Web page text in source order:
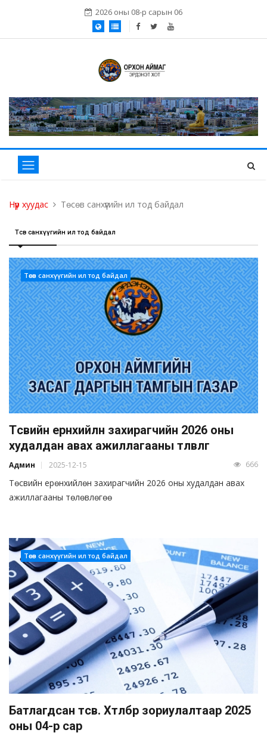
2026 оны 08-р сарын 06
Нүүр хуудас Төсөв санхүүгийн ил тод байдал
Төсөв санхүүгийн ил тод байдал
Төсөв санхүүгийн ил тод байдал
Төсвийн ерөнхийлөн захирагчийн 2026 оны
худалдан авах ажиллагааны төлөвлөгөө
Админ 2025-12-15 666
Төсвийн ерөнхийлөн захирагчийн 2026 оны худалдан авах
ажиллагааны төлөвлөгөө
Төсөв санхүүгийн ил тод байдал
Батлагдсан төсөв. Хөтөлбөр зориулалтаар 2025
оны 04-р сар